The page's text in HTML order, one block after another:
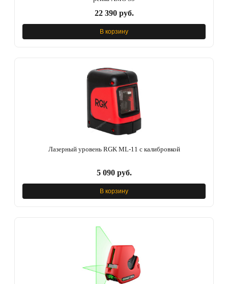
22 390 руб.
В корзину
Лазерный уровень RGK ML-11 с калибровкой
5 090 руб.
В корзину